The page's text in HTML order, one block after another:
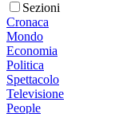
Sezioni
Cronaca
Mondo
Economia
Politica
Spettacolo
Televisione
People